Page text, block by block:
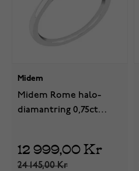
Midem
Midem Rome halo-
diamantring 0,75ct
12 999,00 Kr
24 145,00 Kr